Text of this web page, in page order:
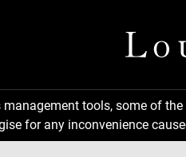
tools, some of
for any inconvenience